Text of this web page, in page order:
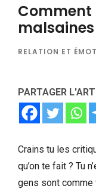
Comment
malsaines
RELATION ET
PARTAGER
Crains tu les
qu’on te fait ? Tu
gens sont